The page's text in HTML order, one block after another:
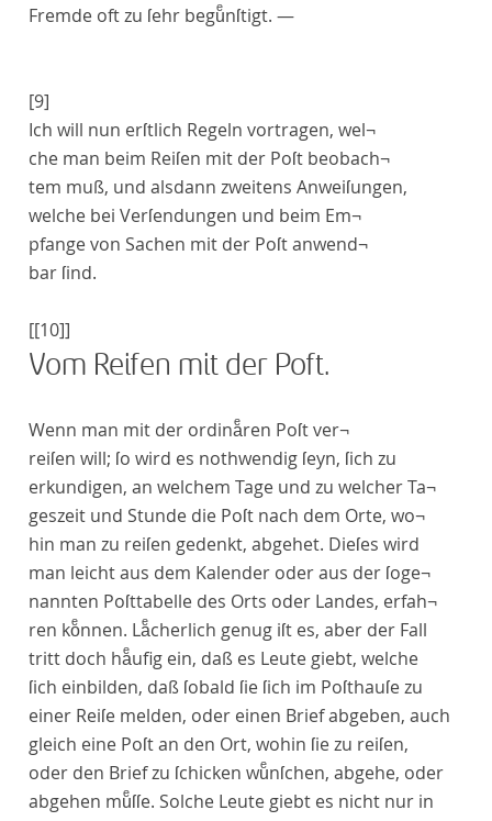
Fremde oft zu ſehr beguͤnſtigt. —
[9]
Ich will nun erſtlich Regeln vortragen, wel¬
che man beim Reiſen mit der Poſt beobach¬
tem muß, und alsdann zweitens Anweiſungen,
welche bei Verſendungen und beim Em¬
pfange von Sachen mit der Poſt anwend¬
bar ſind.
[[10]]
Vom Reiſen mit der Poſt.
Wenn man mit der ordinaͤren Poſtver¬
reiſen will; ſo wird es nothwendig ſeyn, ſich zu
erkundigen, an welchem Tage und zu welcher Ta¬
geszeit und Stunde die Poſt nach dem Orte, wo¬
hin man zu reiſen gedenkt, abgehet. Dieſes wird
man leicht aus dem Kalender oder aus der ſoge¬
nannten Poſttabelle des Orts oder Landes, erfah¬
ren koͤnnen. Laͤcherlich genug iſt es, aber der Fall
tritt doch haͤufig ein, daß es Leute giebt, welche
ſich einbilden, daß ſobald ſie ſich im Poſthauſe zu
einer Reiſe melden, oder einen Brief abgeben, auch
gleich eine Poſt an den Ort, wohin ſie zu reiſen,
oder den Brief zu ſchicken wuͤnſchen, abgehe, oder
abgehen muͤſſe. Solche Leute giebt es nicht nur in